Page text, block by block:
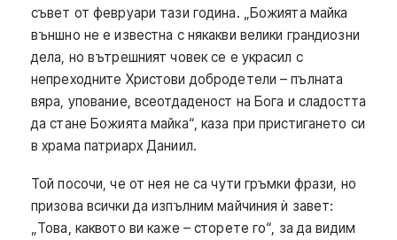
съвет от февруари тази година. „Божията майка
външно не е известна с някакви велики грандиозни
дела, но вътрешният човек се е украсил с
непреходните Христови добродетели – пълната
вяра, упование, всеотдаденост на Бога и сладостта
да стане Божията майка“, каза при пристигането си
в храма патриарх Даниил.
Той посочи, че от нея не са чути гръмки фрази, но
призова всички да изпълним майчиния ѝ завет:
„Това, каквото ви каже – сторете го“, за да видим